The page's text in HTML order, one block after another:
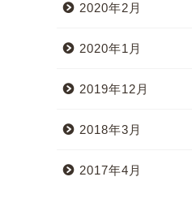
2020年2月
2020年1月
2019年12月
2018年3月
2017年4月